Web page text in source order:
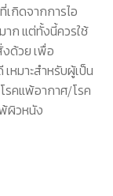
เกิดจากการไอ
าก แต่ทั้งนี้ควรใช้
ด้วย เพื่อ
หมาะสำหรับผู้เป็น
คแพ้อากาศ/โรค
ผิวหนัง